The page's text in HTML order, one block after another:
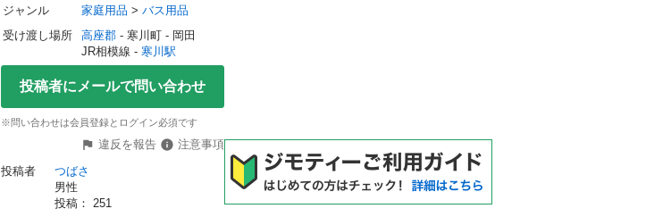
ジャンル 家庭用品 > バス用品
受け渡し場所
高座郡 - 寒川町 - 岡田
JR相模線 - 寒川駅
投稿者にメールで問い合わせ
※問い合わせは会員登録とログイン必須です
違反を報告
注意事項
投稿者
つばさ
男性
投稿： 251